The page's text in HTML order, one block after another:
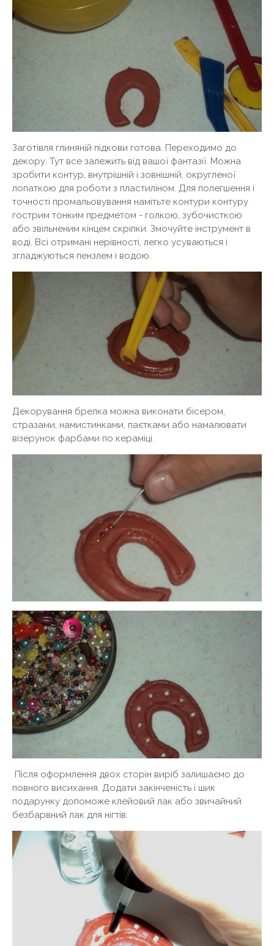
Заготівля глиняній підкови готова. Переходимо до
декору. Тут все залежить від вашої фантазії. Можна
зробити контур, внутрішній і зовнішній, округленої
лопаткою для роботи з пластиліном. Для полегшення і
точності промальовування намітьте контури контуру
гострим тонким предметом - голкою, зубочисткою
або звільненим кінцем скріпки. Змочуйте інструмент в
воді. Всі отримані нерівності, легко усуваються і
згладжуються пензлем і водою.
Декорування брелка можна виконати бісером,
стразами, намистинками, паєтками або намалювати
візерунок фарбами по кераміці.
Після оформлення двох сторін виріб залишаємо до
повного висихання. Додати закінченість і шик
подарунку допоможе клейовий лак або звичайний
безбарвний лак для нігтів.